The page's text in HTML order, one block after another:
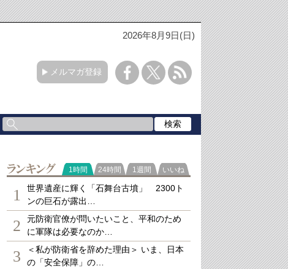
2026年8月9日(日)
メルマガ登録
ランキング
1時間 24時間 1週間 いいね
1
世界遺産に輝く「石舞台古墳」 2300ト
ンの巨石が露出…
2
元防衛官僚が問いたいこと、平和のため
に軍隊は必要なのか…
3
＜私が防衛省を辞めた理由＞ いま、日本
の「安全保障」の…